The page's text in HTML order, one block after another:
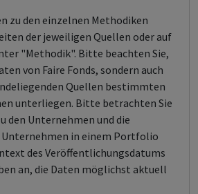
zu den einzelnen Methodiken
der jeweiligen Quellen oder auf
"Methodik". Bitte beachten Sie,
von Faire Fonds, sondern auch
Quellen bestimmten
unterliegen. Bitte betrachten Sie
den Unternehmen und die
Unternehmen in einem Portfolio
des Veröffentlichungsdatums
an, die Daten möglichst aktuell